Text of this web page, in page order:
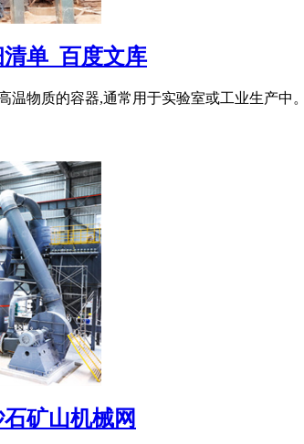
单_百度文库
温物质的容器,通常用于实验室或工业生产
矿山机械网